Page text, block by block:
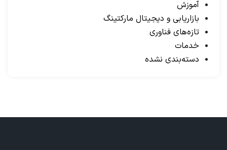
آموزش
بازاریابی و دیجیتال مارکتینگ
تازه‌های فناوری
خدمات
دسته‌بندی نشده